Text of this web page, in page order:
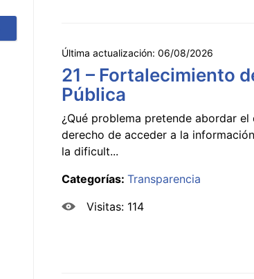
Última actualización: 06/08/2026
21 – Fortalecimiento
Pública
¿Qué problema pretende abordar
derecho de acceder a la
la dificult...
Categorías: Transparencia
Visitas: 114